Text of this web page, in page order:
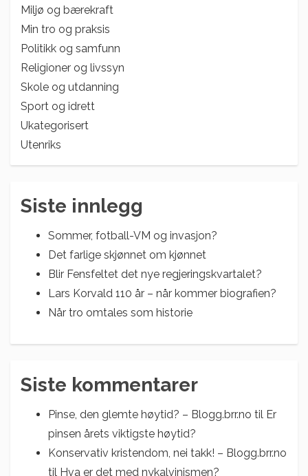
Miljø og bærekraft
Min tro og praksis
Politikk og samfunn
Religioner og livssyn
Skole og utdanning
Sport og idrett
Ukategorisert
Utenriks
Siste innlegg
Sommer, fotball-VM og invasjon?
Det farlige skjønnet om kjønnet
Blir Fensfeltet det nye regjeringskvartalet?
Lars Korvald 110 år – når kommer biografien?
Når tro omtales som historie
Siste kommentarer
Pinse, den glemte høytid? – Blogg.brr.no til Er
pinsen årets viktigste høytid?
Konservativ kristendom, nei takk! – Blogg.brr.no
til Hva er det med nykalvinismen?